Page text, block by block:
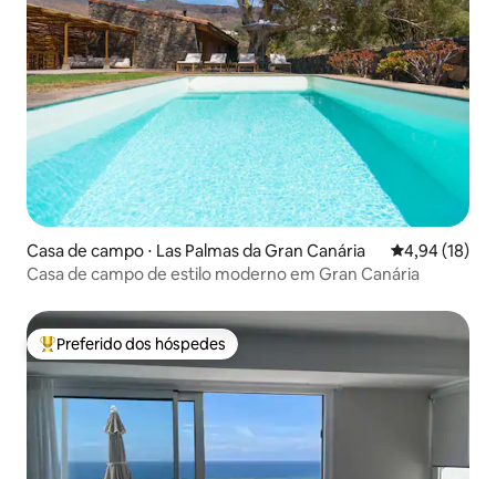
Casa de campo ⋅ Las Palmas da Gran Canária 4,94 de uma
4,94 (18)
Casa de campo de estilo moderno em Gran Canária
Entre os melhores preferidos dos hóspedes
Preferido dos hóspedes